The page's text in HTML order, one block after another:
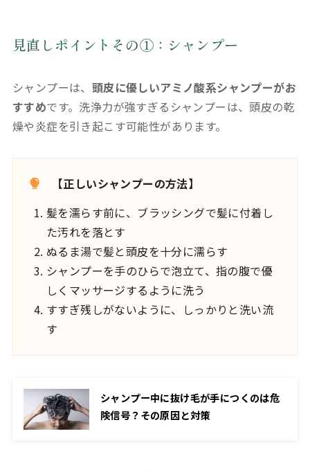
見直しポイントその①：シャンプー
シャンプーは、 頭皮に優しいアミノ酸系シャンプーがお
すすめです。洗浄力が強すぎるシャンプーは、頭皮の乾
燥や炎症を引き起こす可能性があります。
【正しいシャンプーの方法】
髪を濡らす前に、ブラッシングで髪に付着し
た汚れを落とす
ぬるま湯で髪と頭皮を十分に濡らす
シャンプーを手のひらで泡立て、指の腹で優
しくマッサージするように洗う
すすぎ残しがないように、しっかりと洗い流
す
シャンプー中に抜け毛が手につくのは危
険信号？その原因と対策